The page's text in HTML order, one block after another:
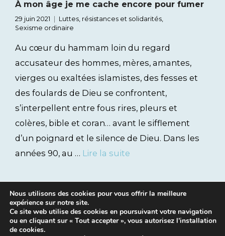
À mon âge je me cache encore pour fumer
29 juin 2021 Luttes, résistances et solidarités,
Sexisme ordinaire
Au cœur du hammam loin du regard
accusateur des hommes, mères, amantes,
vierges ou exaltées islamistes, des fesses et
des foulards de Dieu se confrontent,
s’interpellent entre fous rires, pleurs et
colères, bible et coran… avant le sifflement
d’un poignard et le silence de Dieu. Dans les
années 90, au … Lire la suite
Nous utilisons des cookies pour vous offrir la meilleure
expérience sur notre site.
Ce site web utilise des cookies en poursuivant votre navigation
ou en cliquant sur « Tout accepter », vous autorisez l’installation
de cookies.